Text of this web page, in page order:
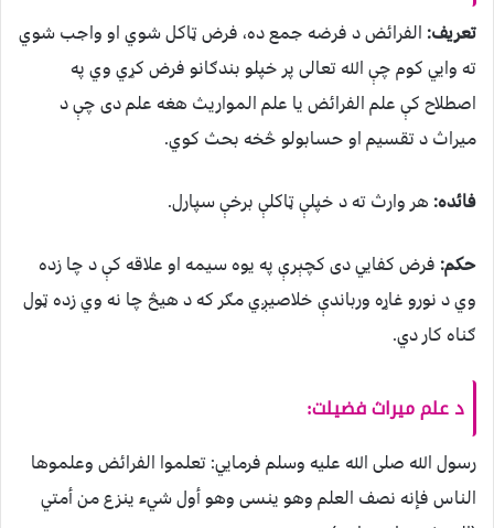
تعريف: الفرائض د فرضه جمع ده، فرض ټاکل شوي او واجب شوي
ته وايي کوم چې الله تعالی پر خپلو بندګانو فرض کړي وي په
اصطلاح کې علم الفرائض يا علم المواريث هغه علم دی چې د
ميراث د تقسیم او حسابولو څخه بحث کوي.
فائده: هر وارث ته د خپلې ټاکلې برخې سپارل.
حکم: فرض کفايي دی کچېرې په يوه سيمه او علاقه کې د چا زده
وي د نورو غاړه ورباندې خلاصيږي مګر که د هيڅ چا نه وي زده ټول
ګناه کار دي.
د علم ميراث فضيلت:
رسول الله صلی الله عليه وسلم فرمايي: تعلموا الفرائض وعلموها
الناس فإنه نصف العلم وهو ينسى وهو أول شيء ينزع من أمتي